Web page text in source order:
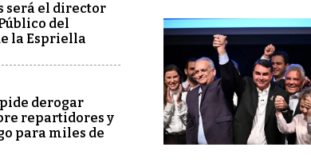
será el director
del
la Espriella
derogar
repartidores y
para miles de